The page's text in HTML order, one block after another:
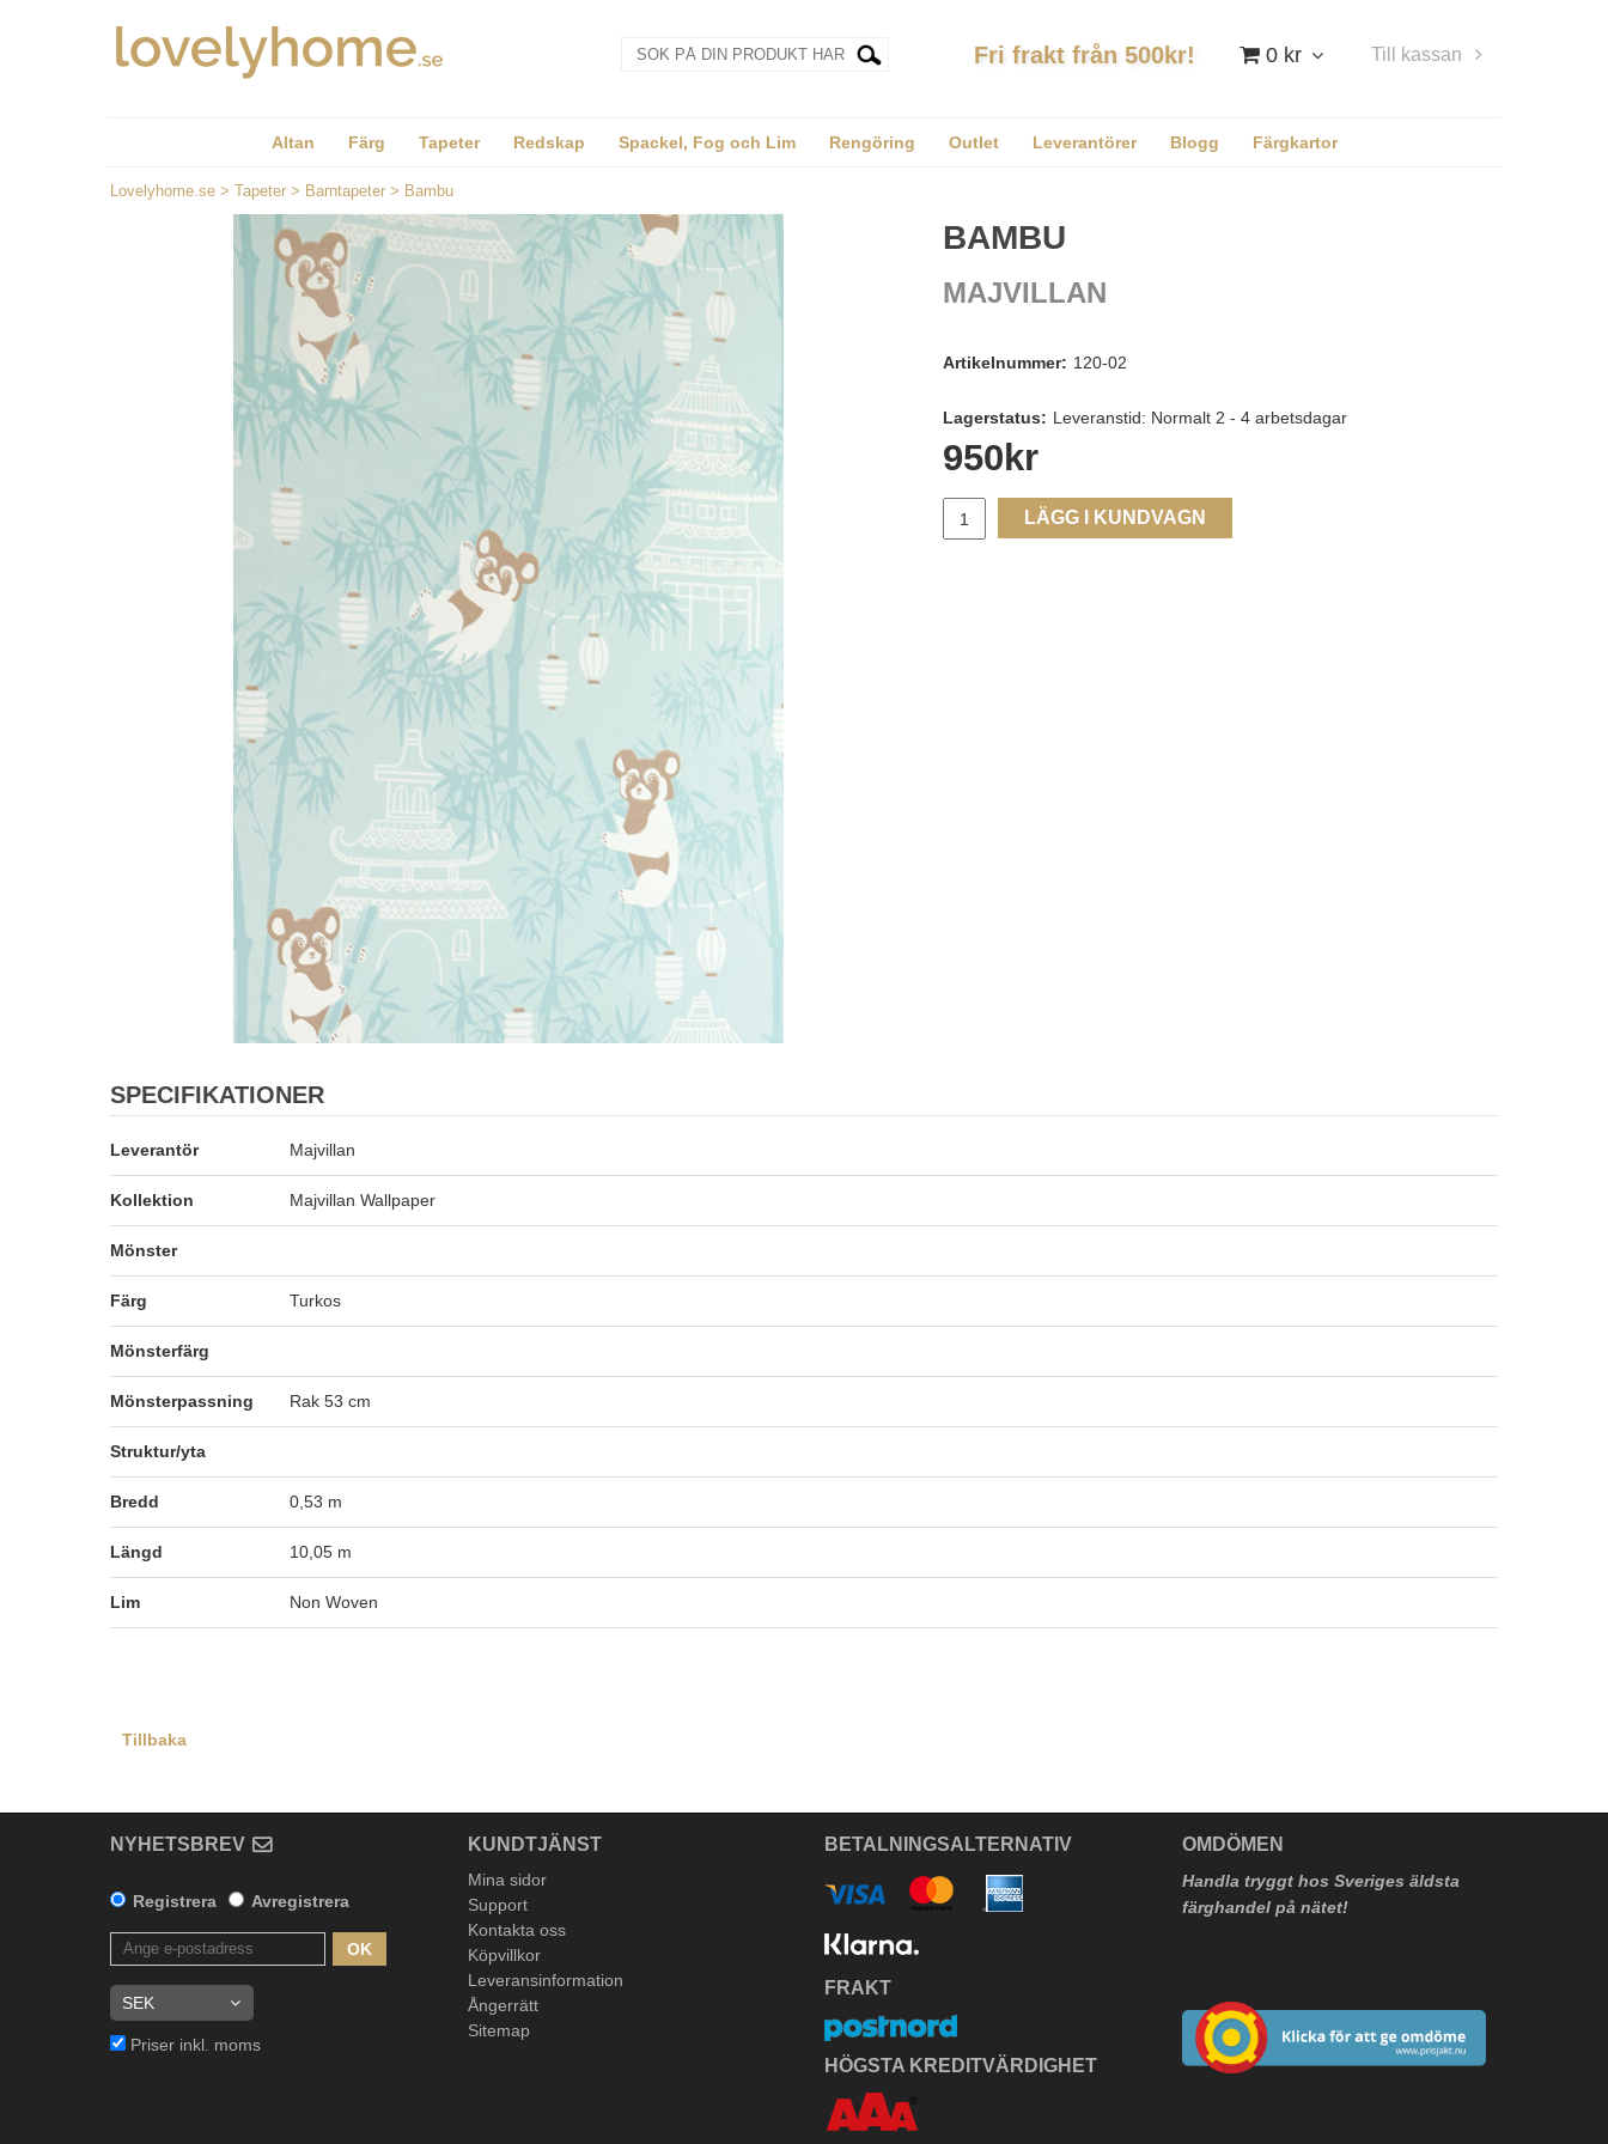
0 kr Till kassan
Fri frakt från 500kr!
Altan Färg Tapeter Redskap Spackel, Fog och Lim Rengöring Outlet Leverantörer Blogg Färgkartor
Lovelyhome.se > Tapeter > Barntapeter > Bambu
BAMBU
MAJVILLAN
Artikelnummer: 120-02
Lagerstatus: Leveranstid: Normalt 2 - 4 arbetsdagar
950 kr
LÄGG I KUNDVAGN
SPECIFIKATIONER
Leverantör Majvillan
Kollektion Majvillan Wallpaper
Mönster
Färg Turkos
Mönsterfärg
Mönsterpassning Rak 53 cm
Struktur/yta
Bredd 0,53 m
Längd 10,05 m
Lim Non Woven
Tillbaka
NYHETSBREV
Registrera Avregistrera
OK
Priser inkl. moms
KUNDTJÄNST
Mina sidor
Support
Kontakta oss
Köpvillkor
Leveransinformation
Ångerrätt
Sitemap
BETALNINGSALTERNATIV
FRAKT
HÖGSTA KREDITVÄRDIGHET
OMDÖMEN
Handla tryggt hos Sveriges äldsta
färghandel på nätet!